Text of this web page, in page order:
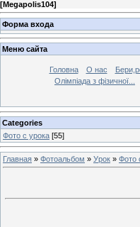
[Megapolis104]
Форма входа
Меню сайта
Головна О нас
Олімпіада з фізичної...
Categories
Фото с урока [55]
Главная » Фотоальбом » Урок » Фото